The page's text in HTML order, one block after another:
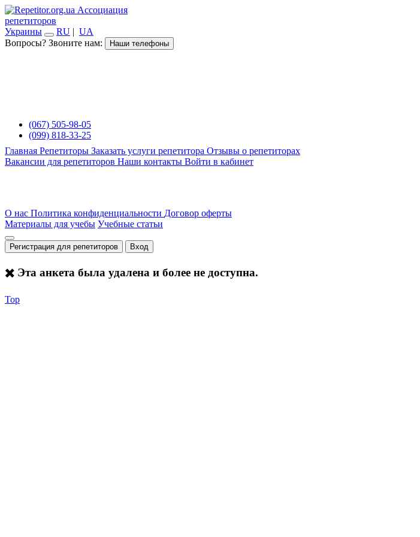
Ассоциация
репетиторов
Украины
RU | UA
Вопросы? Звоните нам:
Наши телефоны
(067) 505-98-05
(099) 818-33-25
Главная Репетиторы Заказать услуги репетитора Отзывы о репетиторах
Вакансии для репетиторов Наши контакты Войти в кабинет
О нас Политика конфиденциальности Договор оферты
Материалы для учебы Учебные статьи
Регистрация для репетиторов Вход
✖️ Эта анкета была удалена и более не доступна.
Top